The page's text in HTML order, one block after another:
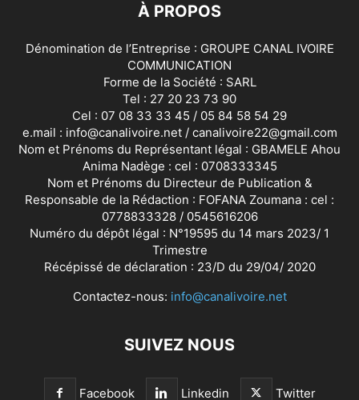
À PROPOS
Dénomination de l’Entreprise : GROUPE CANAL IVOIRE
COMMUNICATION
Forme de la Société : SARL
Tel : 27 20 23 73 90
Cel : 07 08 33 33 45 / 05 84 58 54 29
e.mail : info@canalivoire.net / canalivoire22@gmail.com
Nom et Prénoms du Représentant légal : GBAMELE Ahou
Anima Nadège : cel : 0708333345
Nom et Prénoms du Directeur de Publication &
Responsable de la Rédaction : FOFANA Zoumana : cel :
0778833328 / 0545616206
Numéro du dépôt légal : N°19595 du 14 mars 2023/ 1
Trimestre
Récépissé de déclaration : 23/D du 29/04/ 2020
Contactez-nous: info@canalivoire.net
SUIVEZ NOUS
Facebook Linkedin Twitter